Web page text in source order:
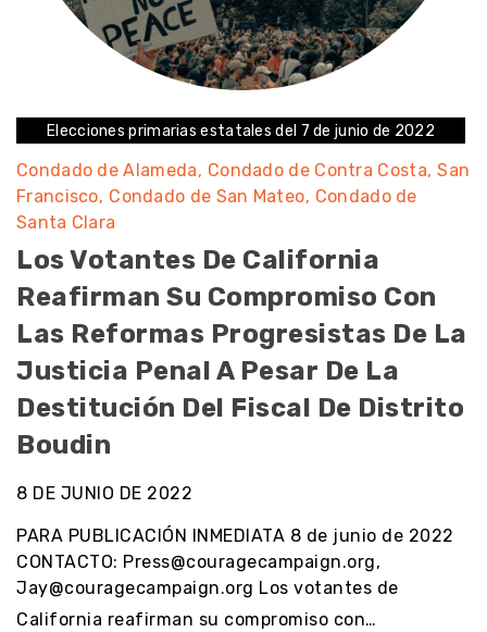
Elecciones primarias estatales del 7 de junio de 2022
Condado de Alameda Condado de Contra Costa San
Francisco Condado de San Mateo Condado de
Santa Clara
Los Votantes De California
Reafirman Su Compromiso Con
Las Reformas Progresistas De La
Justicia Penal A Pesar De La
Destitución Del Fiscal De Distrito
Boudin
8 DE JUNIO DE 2022
PARA PUBLICACIÓN INMEDIATA 8 de junio de 2022
CONTACTO: Press@couragecampaign.org,
Jay@couragecampaign.org Los votantes de
California reafirman su compromiso con…